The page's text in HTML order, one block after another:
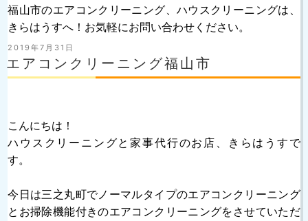
福山市のエアコンクリーニング、ハウスクリーニングは、
きらはうすへ！お気軽にお問い合わせください。
投
日:
2019年7月31日
エアコンクリーニング福山市
こんにちは！
ハウスクリーニングと家事代行のお店、きらはうすで
す。
今日は三之丸町でノーマルタイプのエアコンクリーニング
とお掃除機能付きのエアコンクリーニングをさせていただ